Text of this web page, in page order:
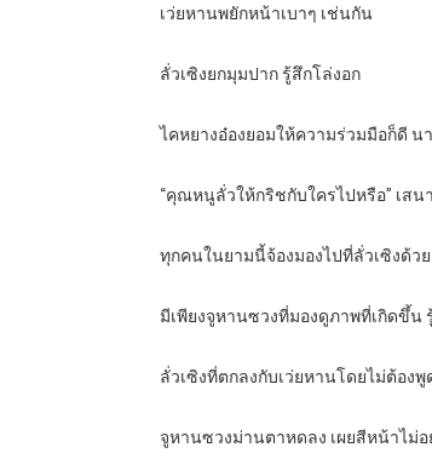
เว่ยหานพยักหน้าเบาๆ เช่นกัน
ลั่วเซิงยกมุมปาก รู้สึกโล่งอก
ไคหยางอ๋องยอมให้ความร่วมมือก็ดี น
“คุณหนูลั่วให้กริชกับใครไปหรือ” เสน
ทุกคนในยามนี้จ้องมองไปที่ลั่วเซิงด้ว
มีเพียงจูหานซวงที่มองดูภาพที่เกิดขึ้น
ลั่วเซิงที่ตกลงกับเว่ยหานโดยไม่ต้อง
จูหานซวงม่านตาหดลง เผยสีหน้าไม่อ